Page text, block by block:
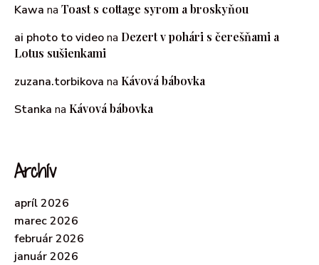
Kawa na Toast s cottage syrom a broskyňou
ai photo to videona Dezert v pohári s čerešňami a
Lotus sušienkami
zuzana.torbikova na Kávová bábovka
Stanka na Kávová bábovka
Archív
apríl 2026
marec 2026
február 2026
január 2026